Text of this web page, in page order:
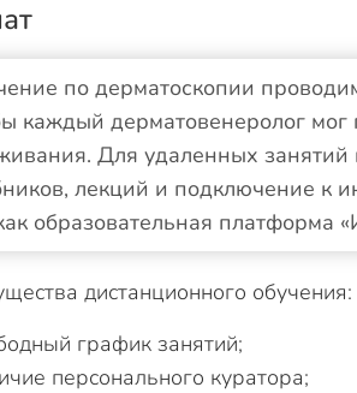
по дерматоскопии
каждый дерматовенеролог мог
Для удаленных занятий
лекций и подключение к
образовательная платформа
дистанционного обучения:
график занятий;
персонального куратора;